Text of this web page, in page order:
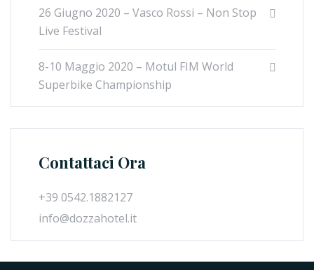
26 Giugno 2020 – Vasco Rossi – Non Stop
Live Festival
8-10 Maggio 2020 – Motul FIM World
Superbike Championship
Contattaci Ora
+39 0542.1882127
info@dozzahotel.it